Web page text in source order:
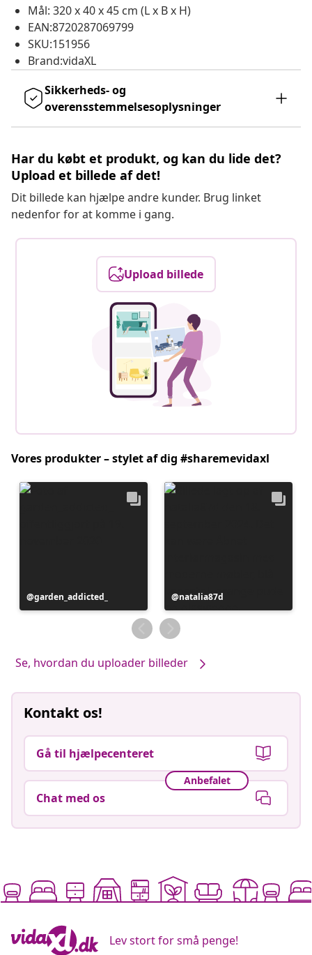
Mål: 320 x 40 x 45 cm (L x B x H)
EAN:8720287069799
SKU:151956
Brand:vidaXL
Sikkerheds- og
overensstemmelsesoplysninger
Har du købt et produkt, og kan du lide det?
Upload et billede af det!
Dit billede kan hjælpe andre kunder. Brug linket
nedenfor for at komme i gang.
Upload billede
Vores produkter – stylet af dig #sharemevidaxl
Opslag
offentliggjort
garden_addicted_
Opslag
offentliggjort
af
natalia87d
Se, hvordan du uploader billeder
Kontakt os!
Gå til hjælpecenteret
Anbefalet
Chat med os
Lev stort for små penge!